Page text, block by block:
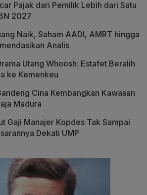
Pajak dari Pemilik Lebih dari Satu
2027
Naik, Saham AADI, AMRT hingga
Analis
Utang Whoosh: Estafet Beralih
ke Kemenkeu
Cina Kembangkan Kawasan
Madura
Gaji Manajer Kopdes Tak Sampai
Dekati UMP